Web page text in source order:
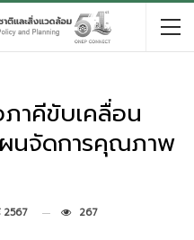
าคีขับเคลื่อน
นจัดการคุณภาพ
2567 267